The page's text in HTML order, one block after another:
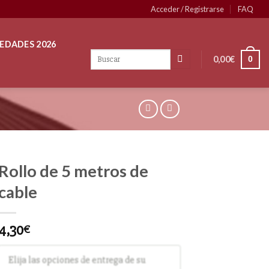
Acceder / Registrarse FAQ
2026
0,00€ 0
Rollo de 5 metros de
€
Elija las opciones de entrega de su